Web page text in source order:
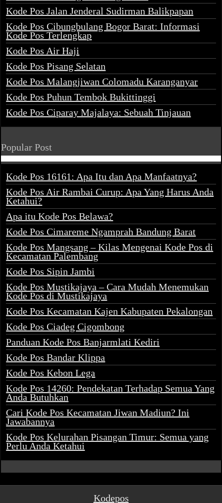
Kode Pos Jalan Jenderal Sudirman Balikpapan
Kode Pos Cibungbulang Bogor Barat: Informasi
Kode Pos Terlengkap
Kode Pos Air Haji
Kode Pos Pisang Selatan
Kode Pos Malangjiwan Colomadu Karanganyar
Kode Pos Puhun Tembok Bukittinggi
Kode Pos Ciparay Majalaya: Sebuah Tinjauan
Popular Post
Kode Pos 16161: Apa Itu dan Apa Manfaatnya?
Kode Pos Air Rambai Curup: Apa Yang Harus Anda
Ketahui?
Apa itu Kode Pos Belawa?
Kode Pos Cimareme Ngamprah Bandung Barat
Kode Pos Mangsang – Kilas Mengenai Kode Pos di
Kecamatan Palembang
Kode Pos Sipin Jambi
Kode Pos Mustikajaya – Cara Mudah Menemukan
Kode Pos di Mustikajaya
Kode Pos Kecamatan Kajen Kabupaten Pekalongan
Kode Pos Ciadeg Cigombong
Panduan Kode Pos Banjarmlati Kediri
Kode Pos Bandar Klippa
Kode Pos Kebon Lega
Kode Pos 14260: Pendekatan Terhadap Semua Yang
Anda Butuhkan
Cari Kode Pos Kecamatan Jiwan Madiun? Ini
Jawabannya
Kode Pos Kelurahan Pisangan Timur: Semua yang
Perlu Anda Ketahui
Kodepos